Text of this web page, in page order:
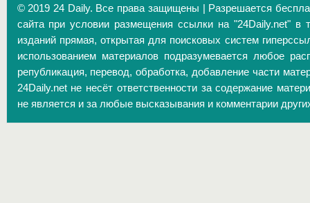
© 2019 24 Daily. Все права защищены | Разрешается
сайта при условии размещения ссылки на "24Daily.net" в
изданий прямая, открытая для поисковых систем
использованием материалов подразумевается любое
републикация, перевод, обработка, добавление части
24Daily.net не несёт ответственности за содержание
не является и за любые высказывания и комментарии